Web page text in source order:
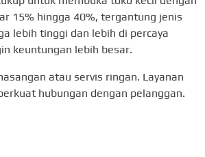
15% hingga 40%, tergantung jenis
lebih tinggi dan lebih di percaya
keuntungan lebih besar.
atau servis ringan. Layanan
hubungan dengan pelanggan.